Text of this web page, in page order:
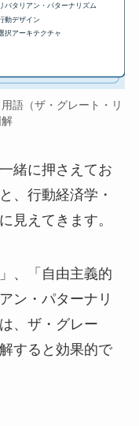
リバタリアン・パターナリズム
動デザイン
択アーキテクチャ
語（ザ・グレート・リ
緒に押さえてお
、行動経済学・
見えてきます。
、「自由主義的
ン・パターナリ
、ザ・グレー
すると効果的で